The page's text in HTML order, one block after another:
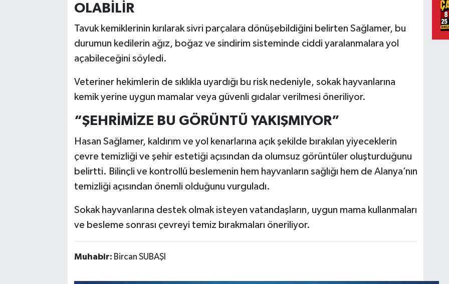
OLABİLİR
Tavuk kemiklerinin kırılarak sivri parçalara dönüşebildiğini belirten Sağlamer, bu
durumun kedilerin ağız, boğaz ve sindirim sisteminde ciddi yaralanmalara yol
açabileceğini söyledi.
Veteriner hekimlerin de sıklıkla uyardığı bu risk nedeniyle, sokak hayvanlarına
kemik yerine uygun mamalar veya güvenli gıdalar verilmesi öneriliyor.
“ŞEHRİMİZE BU GÖRÜNTÜ YAKIŞMIYOR”
Hasan Sağlamer, kaldırım ve yol kenarlarına açık şekilde bırakılan yiyeceklerin
çevre temizliği ve şehir estetiği açısından da olumsuz görüntüler oluşturduğunu
belirtti. Bilinçli ve kontrollü beslemenin hem hayvanların sağlığı hem de Alanya’nın
temizliği açısından önemli olduğunu vurguladı.
Sokak hayvanlarına destek olmak isteyen vatandaşların, uygun mama kullanmaları
ve besleme sonrası çevreyi temiz bırakmaları öneriliyor.
Muhabir: Bircan SUBAŞI